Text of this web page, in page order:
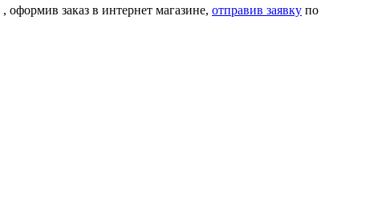
, оформив заказ в интернет магазине, отправив заявку по